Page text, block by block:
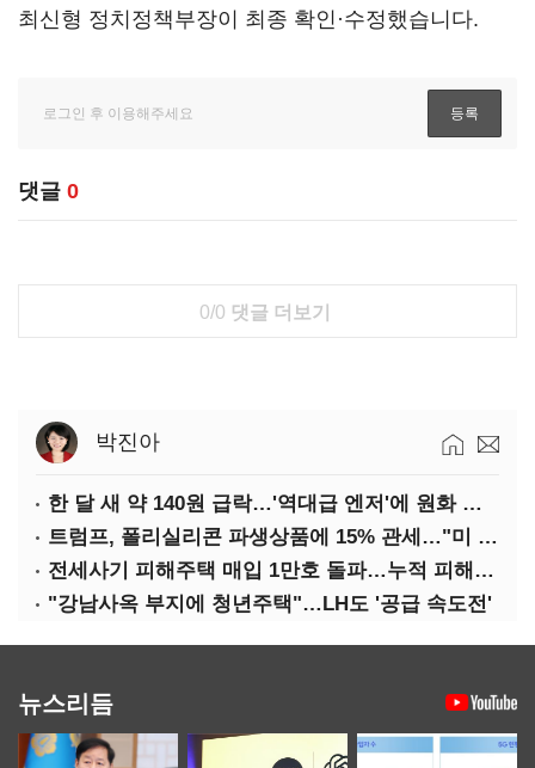
최신형 정치정책부장이 최종 확인·수정했습니다.
댓글 0
0/0 댓글 더보기
박진아
한 달 새 약 140원 급락…'역대급 엔저'에 원화 변곡점
트럼프, 폴리실리콘 파생상품에 15% 관세…"미 산업 재건"
전세사기 피해주택 매입 1만호 돌파…누적 피해자 4만278명
"강남사옥 부지에 청년주택"…LH도 '공급 속도전'
뉴스리듬